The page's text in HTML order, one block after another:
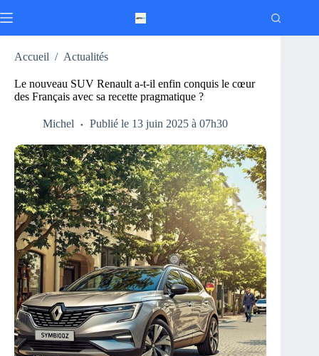
au
Accueil / Actualités
Le nouveau SUV Renault a-t-il enfin conquis le cœur
des Français avec sa recette pragmatique ?
Michel Publié le 13 juin 2025 à 07h30